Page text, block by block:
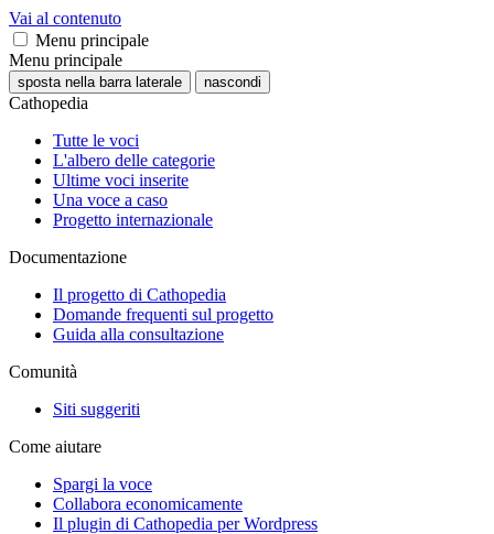
Vai al contenuto
Menu principale
Menu principale
sposta nella barra laterale nascondi
Cathopedia
Tutte le voci
L'albero delle categorie
Ultime voci inserite
Una voce a caso
Progetto internazionale
Documentazione
Il progetto di Cathopedia
Domande frequenti sul progetto
Guida alla consultazione
Comunità
Siti suggeriti
Come aiutare
Spargi la voce
Collabora economicamente
Il plugin di Cathopedia per Wordpress